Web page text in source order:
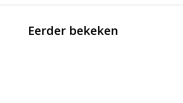
Eerder bekeken